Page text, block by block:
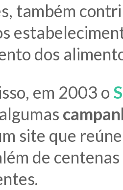
também
dos
em 2003 o
site que
de